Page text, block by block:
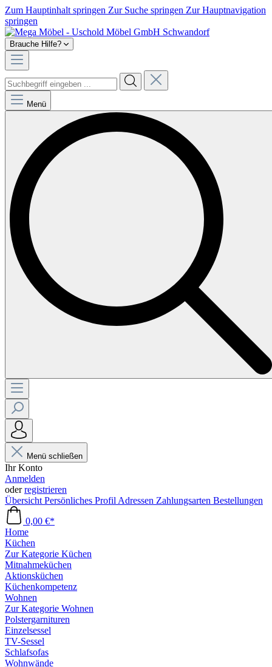
Zum Hauptinhalt springen Zur Suche springen Zur Hauptnavigation
springen
Brauche Hilfe?
Menü
Menü schließen
Ihr Konto
Anmelden
oderregistrieren
Übersicht Persönliches Profil Adressen Zahlungsarten Bestellungen
0,00 €*
Home
Küchen
Zur Kategorie Küchen
Mitnahmeküchen
Aktionsküchen
Küchenkompetenz
Wohnen
Zur Kategorie Wohnen
Polstergarnituren
Einzelsessel
TV-Sessel
Schlafsofas
Wohnwände